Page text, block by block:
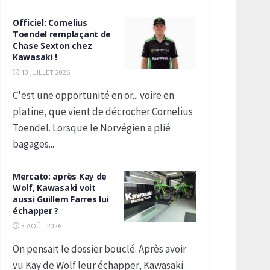
Officiel: Cornelius
Toendel remplaçant de
Chase Sexton chez
Kawasaki !
10 JUILLET 2026
C'est une opportunité en or... voire en
platine, que vient de décrocher Cornelius
Toendel. Lorsque le Norvégien a plié
bagages...
Mercato: après Kay de
Wolf, Kawasaki voit
aussi Guillem Farres lui
échapper ?
3 AOÛT 2026
On pensait le dossier bouclé. Après avoir
vu Kay de Wolf leur échapper, Kawasaki